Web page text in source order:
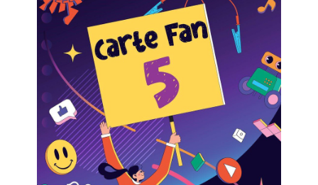
réservées dans le cadre d'une carte fan ne
peuvent être soumises à un échange.